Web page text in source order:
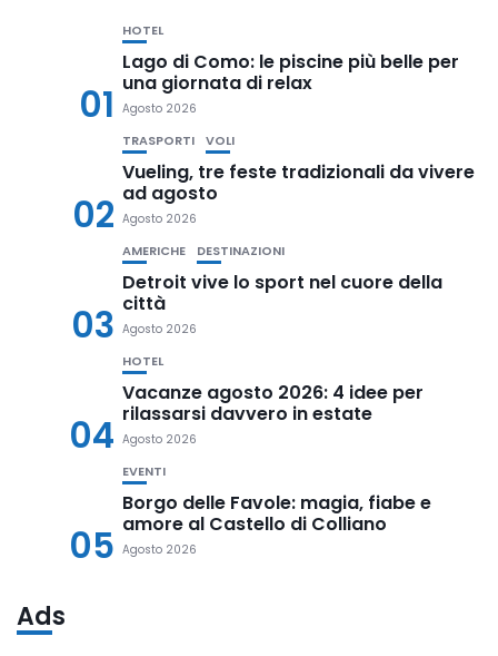
01
HOTEL
Lago di Como: le piscine più belle per
una giornata di relax
Agosto 2026
02
TRASPORTI VOLI
Vueling, tre feste tradizionali da vivere
ad agosto
Agosto 2026
03
AMERICHE DESTINAZIONI
Detroit vive lo sport nel cuore della
città
Agosto 2026
04
HOTEL
Vacanze agosto 2026: 4 idee per
rilassarsi davvero in estate
Agosto 2026
05
EVENTI
Borgo delle Favole: magia, fiabe e
amore al Castello di Colliano
Agosto 2026
Ads